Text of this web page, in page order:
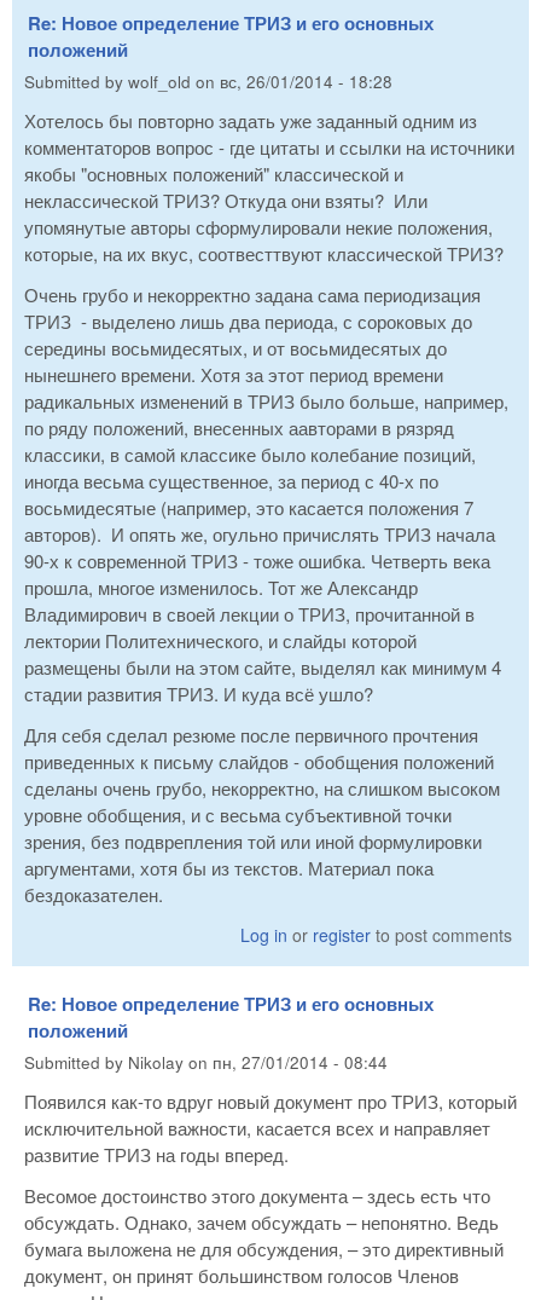
Re: Новое определение ТРИЗ и его основных
положений
Submitted by wolf_old on вс, 26/01/2014 - 18:28
Хотелось бы повторно задать уже заданный одним из
комментаторов вопрос - где цитаты и ссылки на источники
якобы "основных положений" классической и
неклассической ТРИЗ? Откуда они взяты? Или
упомянутые авторы сформулировали некие положения,
которые, на их вкус, соотвесттвуют классической ТРИЗ?
Очень грубо и некорректно задана сама периодизация
ТРИЗ - выделено лишь два периода, с сороковых до
середины восьмидесятых, и от восьмидесятых до
нынешнего времени. Хотя за этот период времени
радикальных изменений в ТРИЗ было больше, например,
по ряду положений, внесенных аавторами в рязряд
классики, в самой классике было колебание позиций,
иногда весьма существенное, за период с 40-х по
восьмидесятые (например, это касается положения 7
авторов). И опять же, огульно причислять ТРИЗ начала
90-х к современной ТРИЗ - тоже ошибка. Четверть века
прошла, многое изменилось. Тот же Александр
Владимирович в своей лекции о ТРИЗ, прочитанной в
лектории Политехнического, и слайды которой
размещены были на этом сайте, выделял как минимум 4
стадии развития ТРИЗ. И куда всё ушло?
Для себя сделал резюме после первичного прочтения
приведенных к письму слайдов - обобщения положений
сделаны очень грубо, некорректно, на слишком высоком
уровне обобщения, и с весьма субъективной точки
зрения, без подврепления той или иной формулировки
аргументами, хотя бы из текстов. Материал пока
бездоказателен.
Log in or register to post comments
Re: Новое определение ТРИЗ и его основных
положений
Submitted by Nikolay on пн, 27/01/2014 - 08:44
Появился как-то вдруг новый документ про ТРИЗ, который
исключительной важности, касается всех и направляет
развитие ТРИЗ на годы вперед.
Весомое достоинство этого документа – здесь есть что
обсуждать. Однако, зачем обсуждать – непонятно. Ведь
бумага выложена не для обсуждения, – это директивный
документ, он принят большинством голосов Членов